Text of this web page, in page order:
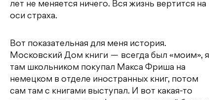
лет не меняется ничего. Вся жизнь вертится на
оси страха.
Вот показательная для меня история.
Московский Дом книги — всегда был «моим», я
там школьником покупал Макса Фриша на
немецком в отделе иностранных книг, потом
сам там с книгами выступал. И вот какая-то